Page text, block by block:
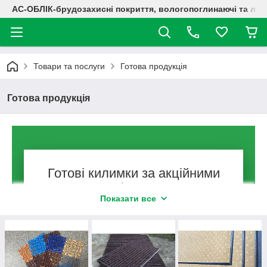
АС-ОБЛІК-брудозахисні покриття, вологопоглинаючі та
Товари та послуги Готова продукція
Готова продукція
Готові килимки за акційними
цінами
моделі килимків із знижками. Завжди в наявності
гумові, текстильні вироби, ворсові, і придверні
килимки з написами. На вибір покупців постійно
Показати все